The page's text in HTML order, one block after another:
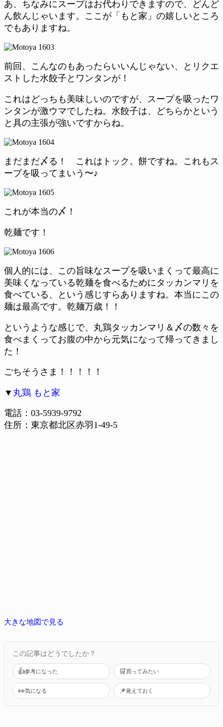
あ、ちなみにスープはお代わりできますので、どんど
ん飲んじゃいます。ここが「もと家」の嬉しいところ
でもありますね。
前回、こんなのもあったらいいんじゃない、とリクエ
ストした水餃子とワンタンが！
これはどっちも美味しいのですが、スープを吸ったワ
ンタンが激ウマでしたね。水餃子は、どちらかという
と具の主張が強いですからね。
まだまだ〆る！ これはトック。餅ですね。これもス
ープを吸ってまいう〜♪
これが本当の〆！
乾麺です！
個人的には、この旨味なスープを吸いまくって最高に
美味くなっている乾麺を食べるためにタッカンマリを
食べている、という感じすらありますね。本当にこの
麺は最高です。乾麺万歳！！
というような感じで、丸鶏タッカンマリ＆〆の数々を
食べまくってお腹の中から元気になって帰ってきまし
た！
ごちそうさま！！！！！
▼ 丸鶏 もと家
電話：03-5939-9792
住所：東京都北区赤羽1-49-5
大きな地図で見る
この記事はどうでしたか？
👍参考になった 🛒買ってみたい
👀気になる 📌覚えておく